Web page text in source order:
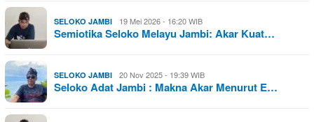
SELOKO JAMBI 19 Mei 2026 - 16:20 WIB
Semiotika Seloko Melayu Jambi: Akar Kuat…
SELOKO JAMBI 20 Nov 2025 - 19:39 WIB
Seloko Adat Jambi : Makna Akar Menurut E…